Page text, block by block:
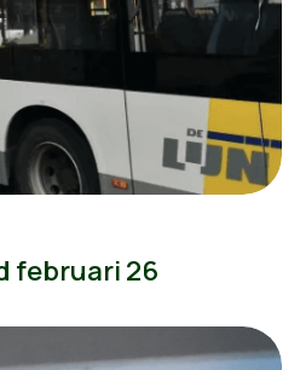
februari 26